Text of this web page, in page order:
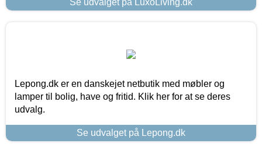
Lepong.dk er en danskejet netbutik med møbler og
lamper til bolig, have og fritid. Klik her for at se deres
udvalg.
Se udvalget på Lepong.dk